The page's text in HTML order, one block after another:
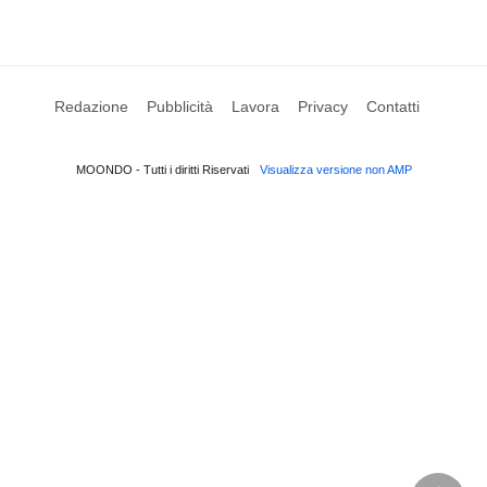
Redazione Pubblicità Lavora Privacy Contatti
MOONDO - Tutti i diritti Riservati Visualizza versione non AMP